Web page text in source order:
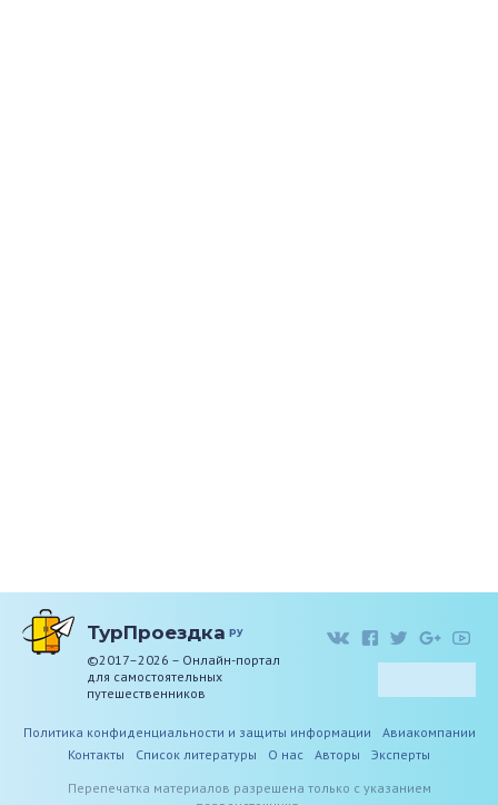
ТурПроездка ру
©2017–2026 – Онлайн-портал
для самостоятельных
путешественников
Политика конфиденциальности и защиты информации
Авиакомпании
Контакты
Список литературы О нас Авторы
Эксперты
Перепечатка материалов разрешена только с указанием